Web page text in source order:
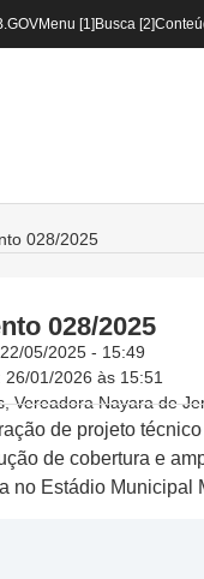
Menu [1] Busca [2]
028/2025
028/2025
22/05/2025 - 15:49
01/2026 às 15:51
,Vereadora Nayara de
de projeto
de cobertura e
no Estádio Municipal